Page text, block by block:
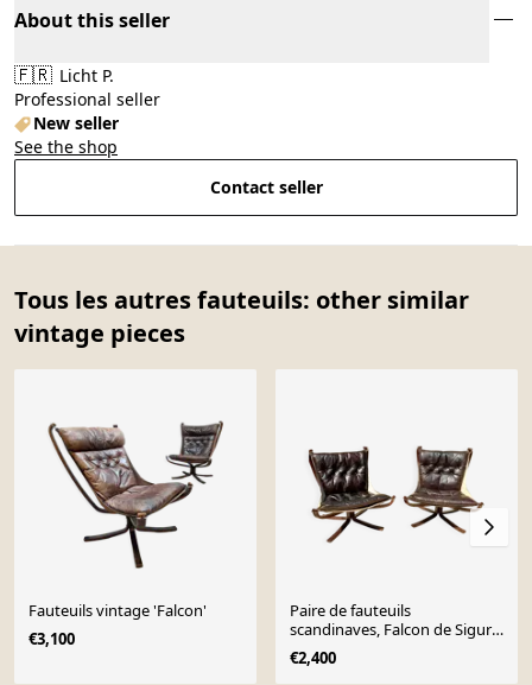
About this seller
🇫🇷 Licht P.
Professional seller
New seller
See the shop
Contact seller
Tous les autres fauteuils: other similar
vintage pieces
Fauteuils vintage 'Falcon'
€3,100
Paire de fauteuils
scandinaves, Falcon de Sigurd
Ressel années 1970, édités
€2,400